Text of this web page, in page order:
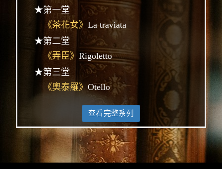
★第一堂
《茶花女》 La traviata
★第二堂
《弄臣》 Rigoletto
★第三堂
《奧泰羅》 Otello
查看完整系列